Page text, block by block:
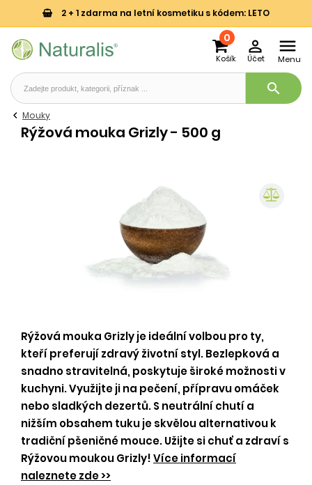
2 + 1 zdarma na letní kosmetiku s kódem: LETO

Menu

Účet
0
Košík
search
Mouky
Rýžová mouka Grizly - 500 g
Rýžová mouka Grizly je ideální volbou pro ty,
kteří preferují zdravý životní styl. Bezlepková a
snadno stravitelná, poskytuje široké možnosti v
kuchyni. Využijte ji na pečení, přípravu omáček
nebo sladkých dezertů. S neutrální chutí a
nižším obsahem tuku je skvělou alternativou k
tradiční pšeničné mouce. Užijte si chuť a zdraví s
Rýžovou moukou Grizly!Více informací
naleznete zde >>